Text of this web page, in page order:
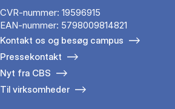
CVR-nummer: 19596915
EAN-nummer: 5798009814821
Kontakt os og besøg campus
Pressekontakt
Nyt fra CBS
Til virksomheder